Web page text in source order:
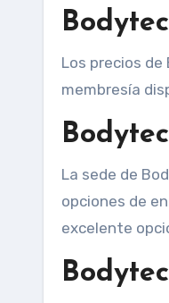
Los precios
membresía
La sede de
opciones de
excelente